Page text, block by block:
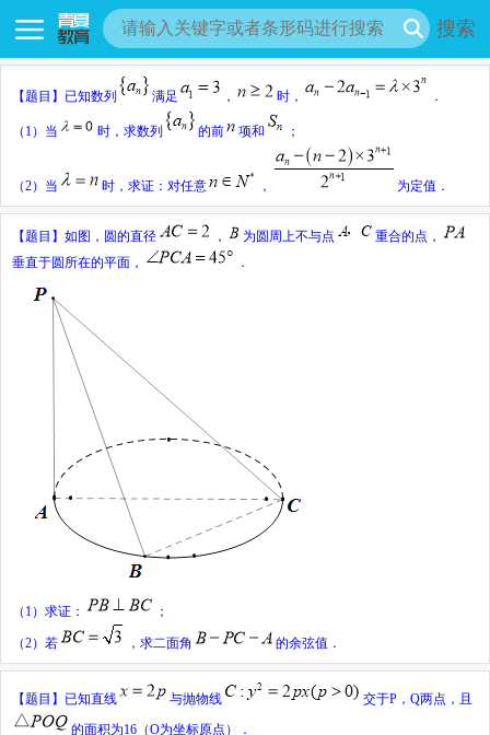
搜索
【题目】 已知数列 满足 ， 时， ．
（ 1 ）当 时，求数列 的前 项和 ；
（2）当 时，求证：对任意 ， 为定值．
【题目】 如图，圆的直径 ， 为圆周上不与点
重合的点，
垂直于圆所在的平面，
．
（ 1 ）求证： ；
（2）若 ，求二面角 的余弦值．
【题目】 已知直线 与抛物线 交于P ， Q两点，且
的面积为16 （O为坐标原点）．